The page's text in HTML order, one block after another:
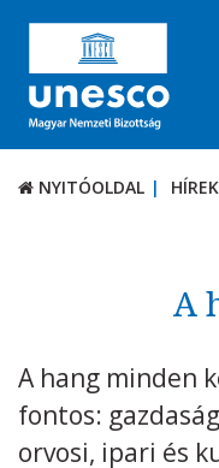
NYITÓOLDAL
PÁLYÁZATOK /
KAPCSOLAT
NYITÓOLDAL HÍREK
A
A hang minden
fontos:
orvosi, ipari és